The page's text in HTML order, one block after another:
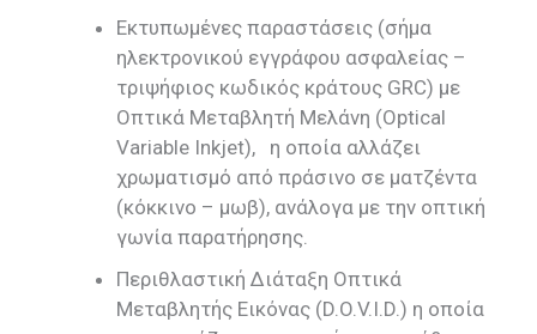
Εκτυπωμένες παραστάσεις (σήμα
ηλεκτρονικού εγγράφου ασφαλείας –
τριψήφιος κωδικός κράτους GRC) με
Οπτικά Μεταβλητή Μελάνη (Optical
Variable Inkjet), η οποία αλλάζει
χρωματισμό από πράσινο σε ματζέντα
(κόκκινο – μωβ), ανάλογα με την οπτική
γωνία παρατήρησης.
Περιθλαστική Διάταξη Οπτικά
Μεταβλητής Εικόνας (D.O.V.I.D.) η οποία